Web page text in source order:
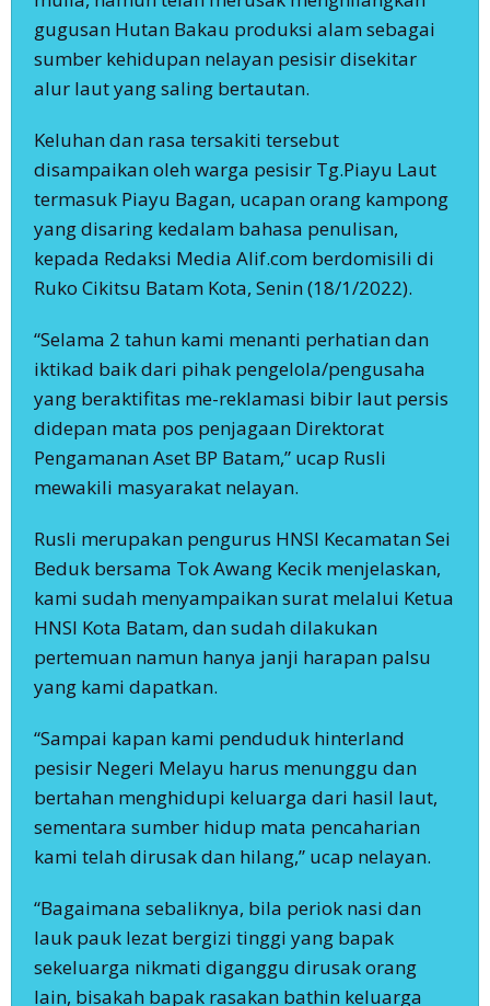
gugusan Hutan Bakau produksi alam sebagai
sumber kehidupan nelayan pesisir disekitar
alur laut yang saling bertautan.
Keluhan dan rasa tersakiti tersebut
disampaikan oleh warga pesisir Tg.Piayu Laut
termasuk Piayu Bagan, ucapan orang kampong
yang disaring kedalam bahasa penulisan,
kepada Redaksi Media Alif.com berdomisili di
Ruko Cikitsu Batam Kota, Senin (18/1/2022).
“Selama 2 tahun kami menanti perhatian dan
iktikad baik dari pihak pengelola/pengusaha
yang beraktifitas me-reklamasi bibir laut persis
didepan mata pos penjagaan Direktorat
Pengamanan Aset BP Batam,” ucap Rusli
mewakili masyarakat nelayan.
Rusli merupakan pengurus HNSI Kecamatan Sei
Beduk bersama Tok Awang Kecik menjelaskan,
kami sudah menyampaikan surat melalui Ketua
HNSI Kota Batam, dan sudah dilakukan
pertemuan namun hanya janji harapan palsu
yang kami dapatkan.
“Sampai kapan kami penduduk hinterland
pesisir Negeri Melayu harus menunggu dan
bertahan menghidupi keluarga dari hasil laut,
sementara sumber hidup mata pencaharian
kami telah dirusak dan hilang,” ucap nelayan.
“Bagaimana sebaliknya, bila periok nasi dan
lauk pauk lezat bergizi tinggi yang bapak
sekeluarga nikmati diganggu dirusak orang
lain, bisakah bapak rasakan bathin keluarga